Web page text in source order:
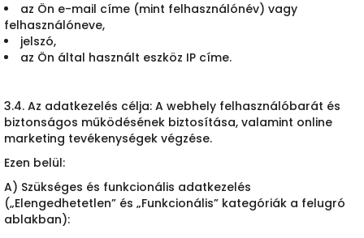
az Ön e-mail címe (mint felhasználónév) vagy
felhasználóneve,
jelszó,
az Ön által használt eszköz IP címe.
3.4. Az adatkezelés célja: A webhely felhasználóbarát és
biztonságos működésének biztosítása, valamint online
marketing tevékenységek végzése.
Ezen belül:
A) Szükséges és funkcionális adatkezelés
(„Elengedhetetlen” és „Funkcionális” kategóriák a felugró
ablakban):